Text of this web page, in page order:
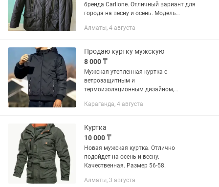
бренда Carlione. Отличный вариант для
города на весну и осень. Модель
практичность. Цвет: Глубокий черный.
Алматы, 4 августа
Продаю куртку мужскую
8 000 ₸
Мужская утепленная куртка с
ветрозащитным и
термоизоляционным дизайном,
прогулок , на весну и осень, на свежем
Размер XXXL.(...
Караганда, 4 августа
Куртка
10 000 ₸
Новая мужская куртка. Отлично
подойдет на осень и весну.
Качественная. Размер 56-58.
Алматы, 3 августа